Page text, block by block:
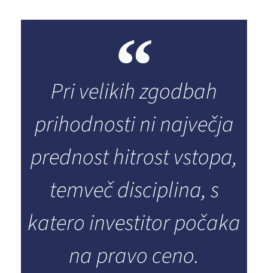
Pri velikih zgodbah
prihodnosti ni največja
prednost hitrost vstopa,
temveč disciplina, s
katero investitor počaka
na pravo ceno.